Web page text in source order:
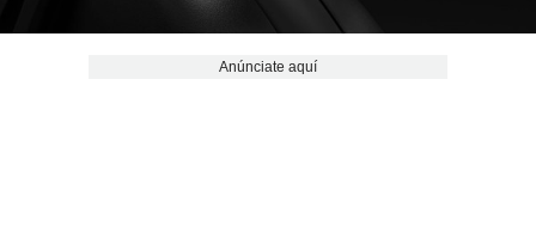
Anúnciate aquí